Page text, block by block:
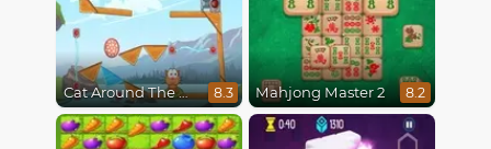
Cat Around The World 8.3 Mahjong Master 2 8.2